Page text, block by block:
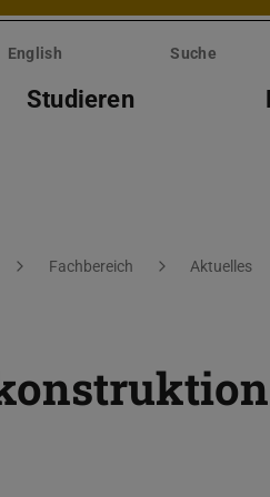
English Suche
Studieren
Fachbereich Aktuelles